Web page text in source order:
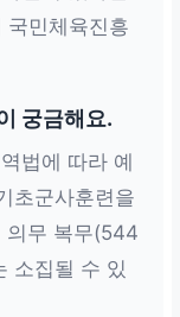
국민체육진흥
궁금해요.
법에 따라 예
초군사훈련을
의무 복무(544
소집될 수 있